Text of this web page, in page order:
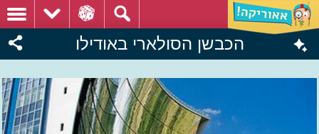
הכבשן הסולארי באודילו